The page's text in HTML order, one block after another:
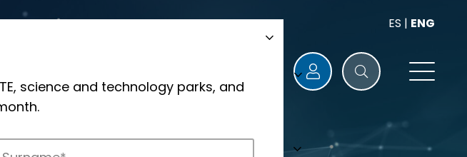
ES | ENG
science and technology parks, and